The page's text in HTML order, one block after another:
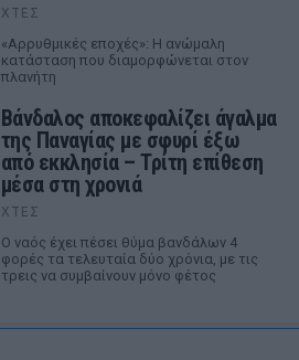
ΧΤΕΣ
«Αρρυθμικές εποχές»: Η ανώμαλη
κατάσταση που διαμορφώνεται στον
πλανήτη
Βάνδαλος αποκεφαλίζει άγαλμα
της Παναγίας με σφυρί έξω
από εκκλησία – Τρίτη επίθεση
μέσα στη χρονιά
ΧΤΕΣ
Ο ναός έχει πέσει θύμα βανδάλων 4
φορές τα τελευταία δύο χρόνια, με τις
τρεις να συμβαίνουν μόνο φέτος